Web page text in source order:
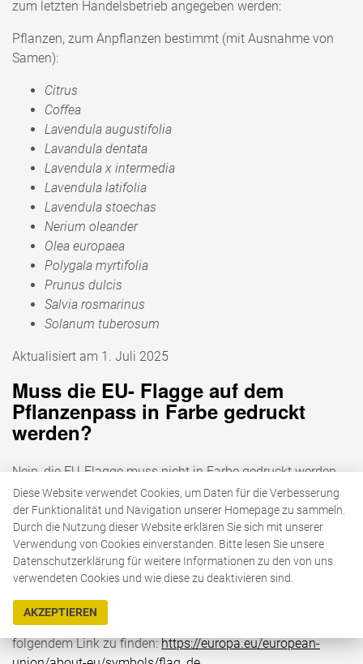
zum letzten Handelsbetrieb angegeben werden:
Pflanzen, zum Anpflanzen bestimmt (mit Ausnahme von
Samen):
Citrus
Coffea
Lavendula augustifolia
Lavandula dentata
Lavendula x intermedia
Lavendula latifolia
Lavendula stoechas
Nerium oleander
Olea europaea
Polygala myrtifolia
Prunus dulcis
Salvia rosmarinus
Solanum tuberosum
Aktualisiert am 1. Juli 2025
Muss die EU- Flagge auf dem
Pflanzenpass in Farbe gedruckt
werden?
Nein, die EU-Flagge muss nicht in Farbe gedruckt werden.
Diese kann auch in Schwarz-Weiß gedruckt werden
(Schwarz mit weißen Sternen oder umgekehrt in Weiß mit
schwarzen Sternen).
Gibt es Muster für den Druck der
EU-Flagge?
Vorgaben und Informationen zum EU-Emblem sind unter
folgendem Link zu finden:https://europa.eu/european-
Diese Website verwendet Cookies, um Daten für die Verbesserung
der Funktionalität und Navigation unserer Homepage zu sammeln.
Durch die Nutzung dieser Website erklären Sie sich mit unserer
Verwendung von Cookies einverstanden. Bitte lesen Sie unsere
Datenschutzerklärung für weitere Informationen zu den von uns
verwendeten Cookies und wie diese zu deaktivieren sind.
AKZEPTIEREN